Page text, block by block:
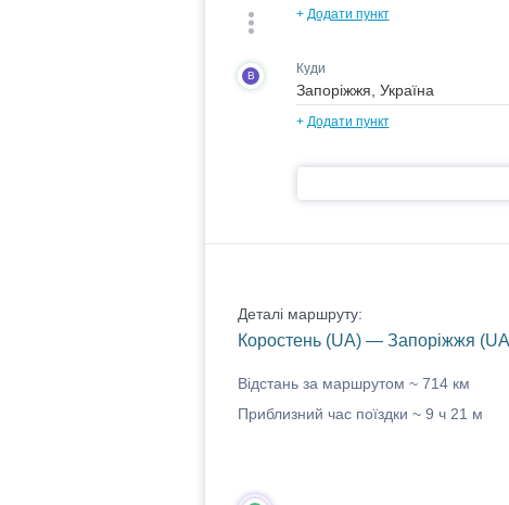
+ Додати пункт
B Куди
+ Додати пункт
Деталі маршруту:
Коростень (UA) — Запоріжжя
Відстань за маршрутом ~ 714 км
Приблизний час поїздки ~ 9 ч 21 м